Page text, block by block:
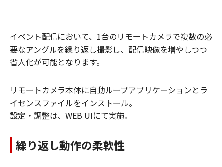
イベント配信において、1台のリモートカメラで複数の必
要なアングルを繰り返し撮影し、配信映像を増やしつつ
省人化が可能となります。
リモートカメラ本体に自動ループアプリケーションとラ
イセンスファイルをインストール。
設定・調整は、WEB UIにて実施。
繰り返し動作の柔軟性